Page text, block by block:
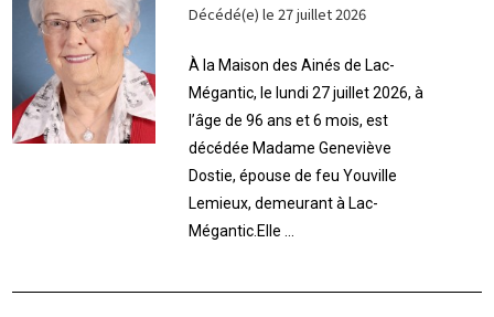
Décédé(e) le 27 juillet 2026
À la Maison des Ainés de Lac-
Mégantic, le lundi 27 juillet 2026, à
l’âge de 96 ans et 6 mois, est
décédée Madame Geneviève
Dostie, épouse de feu Youville
Lemieux, demeurant à Lac-
Mégantic.Elle ...